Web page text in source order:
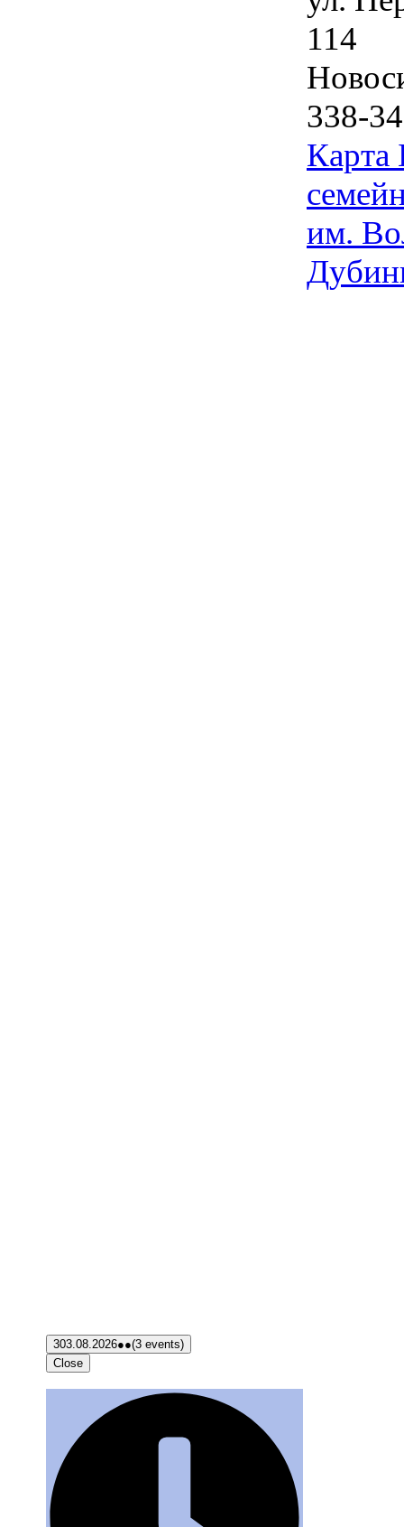
114
338-
Карта
им.
303.08.2026●●(3 events)
Close